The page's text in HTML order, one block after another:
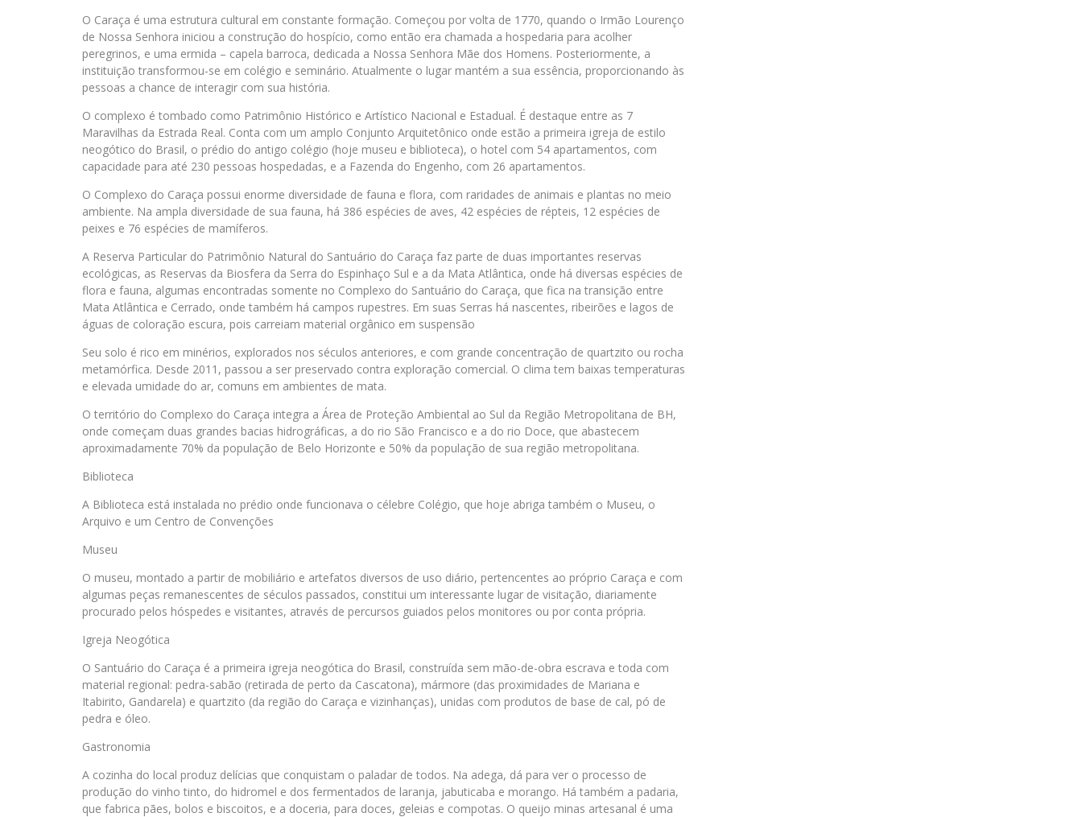
O Caraça é uma estrutura cultural em constante formação. Começou por volta de 1770, quando o Irmão Lourenço
de Nossa Senhora iniciou a construção do hospício, como então era chamada a hospedaria para acolher
peregrinos, e uma ermida – capela barroca, dedicada a Nossa Senhora Mãe dos Homens. Posteriormente, a
instituição transformou-se em colégio e seminário. Atualmente o lugar mantém a sua essência, proporcionando às
pessoas a chance de interagir com sua história.
O complexo é tombado como Patrimônio Histórico e Artístico Nacional e Estadual. É destaque entre as 7
Maravilhas da Estrada Real. Conta com um amplo Conjunto Arquitetônico onde estão a primeira igreja de estilo
neogótico do Brasil, o prédio do antigo colégio (hoje museu e biblioteca), o hotel com 54 apartamentos, com
capacidade para até 230 pessoas hospedadas, e a Fazenda do Engenho, com 26 apartamentos.
O Complexo do Caraça possui enorme diversidade de fauna e flora, com raridades de animais e plantas no meio
ambiente. Na ampla diversidade de sua fauna, há 386 espécies de aves, 42 espécies de répteis, 12 espécies de
peixes e 76 espécies de mamíferos.
A Reserva Particular do Patrimônio Natural do Santuário do Caraça faz parte de duas importantes reservas
ecológicas, as Reservas da Biosfera da Serra do Espinhaço Sul e a da Mata Atlântica, onde há diversas espécies de
flora e fauna, algumas encontradas somente no Complexo do Santuário do Caraça, que fica na transição entre
Mata Atlântica e Cerrado, onde também há campos rupestres. Em suas Serras há nascentes, ribeirões e lagos de
águas de coloração escura, pois carreiam material orgânico em suspensão
Seu solo é rico em minérios, explorados nos séculos anteriores, e com grande concentração de quartzito ou rocha
metamórfica. Desde 2011, passou a ser preservado contra exploração comercial. O clima tem baixas temperaturas
e elevada umidade do ar, comuns em ambientes de mata.
O território do Complexo do Caraça integra a Área de Proteção Ambiental ao Sul da Região Metropolitana de BH,
onde começam duas grandes bacias hidrográficas, a do rio São Francisco e a do rio Doce, que abastecem
aproximadamente 70% da população de Belo Horizonte e 50% da população de sua região metropolitana.
Biblioteca
A Biblioteca está instalada no prédio onde funcionava o célebre Colégio, que hoje abriga também o Museu, o
Arquivo e um Centro de Convenções
Museu
O museu, montado a partir de mobiliário e artefatos diversos de uso diário, pertencentes ao próprio Caraça e com
algumas peças remanescentes de séculos passados, constitui um interessante lugar de visitação, diariamente
procurado pelos hóspedes e visitantes, através de percursos guiados pelos monitores ou por conta própria.
Igreja Neogótica
O Santuário do Caraça é a primeira igreja neogótica do Brasil, construída sem mão-de-obra escrava e toda com
material regional: pedra-sabão (retirada de perto da Cascatona), mármore (das proximidades de Mariana e
Itabirito, Gandarela) e quartzito (da região do Caraça e vizinhanças), unidas com produtos de base de cal, pó de
pedra e óleo.
Gastronomia
A cozinha do local produz delícias que conquistam o paladar de todos. Na adega, dá para ver o processo de
produção do vinho tinto, do hidromel e dos fermentados de laranja, jabuticaba e morango. Há também a padaria,
que fabrica pães, bolos e biscoitos, e a doceria, para doces, geleias e compotas. O queijo minas artesanal é uma